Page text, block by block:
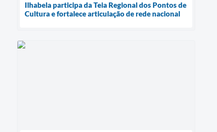
Ilhabela participa da Teia Regional dos Pontos de
Cultura e fortalece articulação de rede nacional